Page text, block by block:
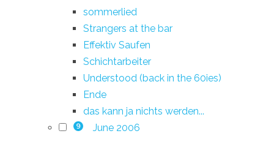
sommerlied
Strangers at the bar
Effektiv Saufen
Schichtarbeiter
Understood (back in the 60ies)
Ende
das kann ja nichts werden...
9 June 2006